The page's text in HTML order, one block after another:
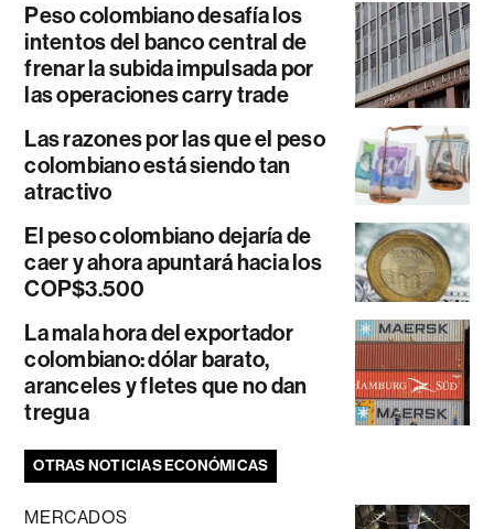
Peso colombiano desafía los
intentos del banco central de
frenar la subida impulsada por
las operaciones carry trade
Las razones por las que el peso
colombiano está siendo tan
atractivo
El peso colombiano dejaría de
caer y ahora apuntará hacia los
COP$3.500
La mala hora del exportador
colombiano: dólar barato,
aranceles y fletes que no dan
tregua
OTRAS NOTICIAS ECONÓMICAS
MERCADOS